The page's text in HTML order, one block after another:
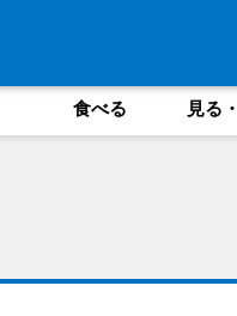
食べる 見る